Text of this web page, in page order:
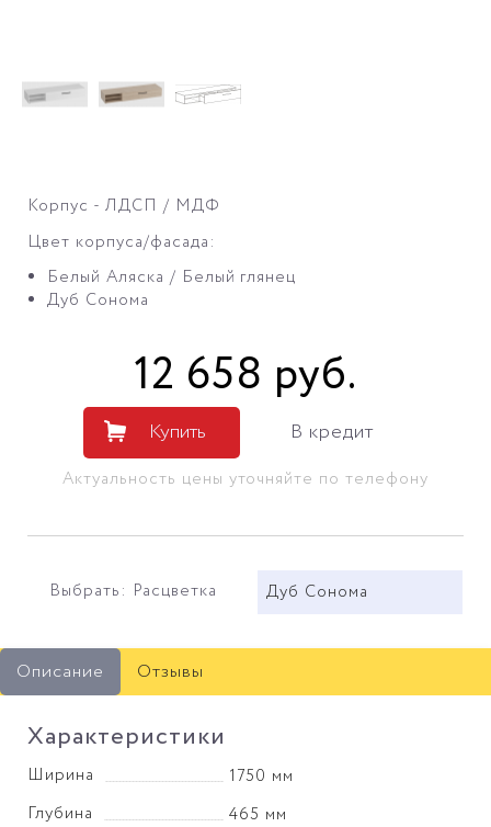
Корпус - ЛДСП / МДФ
Цвет корпуса/фасада:
Белый Аляска / Белый глянец
Дуб Сонома
12 658 руб.
Купить В кредит
Актуальность цены уточняйте по телефону
Выбрать: Расцветка Дуб Сонома
Описание Отзывы
Характеристики
Ширина
1750 мм
Глубина
465 мм